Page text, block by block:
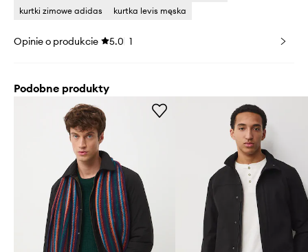
kurtki zimowe adidas
kurtka levis męska
Opinie o produkcie 5.0 1
Podobne produkty